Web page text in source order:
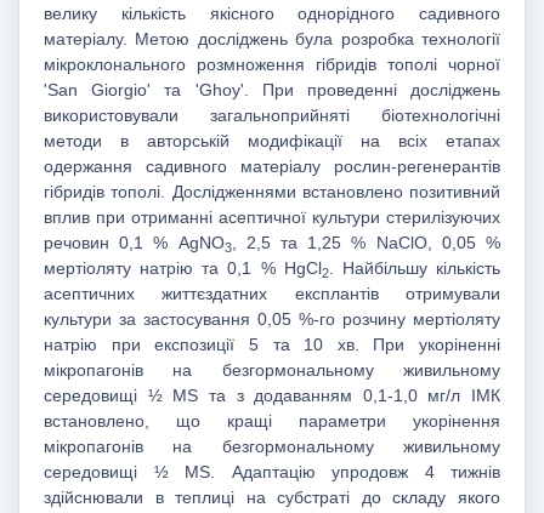
велику кількість якісного однорідного садивного
матеріалу. Метою досліджень була розробка технології
мікроклонального розмноження гібридів тополі чорної
'San Giorgio' та 'Ghoy'. При проведенні досліджень
використовували загальноприйняті біотехнологічні
методи в авторській модифікації на всіх етапах
одержання садивного матеріалу рослин-регенерантів
гібридів тополі. Дослідженнями встановлено позитивний
вплив при отриманні асептичної культури стерилізуючих
речовин 0,1 % AgNO3, 2,5 та 1,25 % NaClO, 0,05 %
мертіоляту натрію та 0,1 % HgCl2. Найбільшу кількість
асептичних життєздатних експлантів отримували
культури за застосування 0,05 %-го розчину мертіоляту
натрію при експозиції 5 та 10 хв. При укоріненні
мікропагонів на безгормональному живильному
середовищі ½ MS та з додаванням 0,1-1,0 мг/л ІМК
встановлено, що кращі параметри укорінення
мікропагонів на безгормональному живильному
середовищі ½ MS. Адаптацію упродовж 4 тижнів
здійснювали в теплиці на субстраті до складу якого